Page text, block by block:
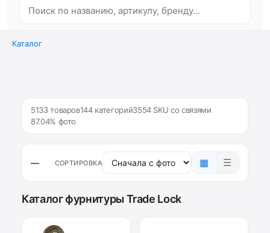
Каталог
5133 товаров144 категорий3554 SKU со связями
87.04% фото
— СОРТИРОВКА ▦ ☰
Каталог фурнитуры Trade Lock